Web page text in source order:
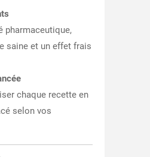
pharmaceutique,
saine et un effet frais
chaque recette en
selon vos